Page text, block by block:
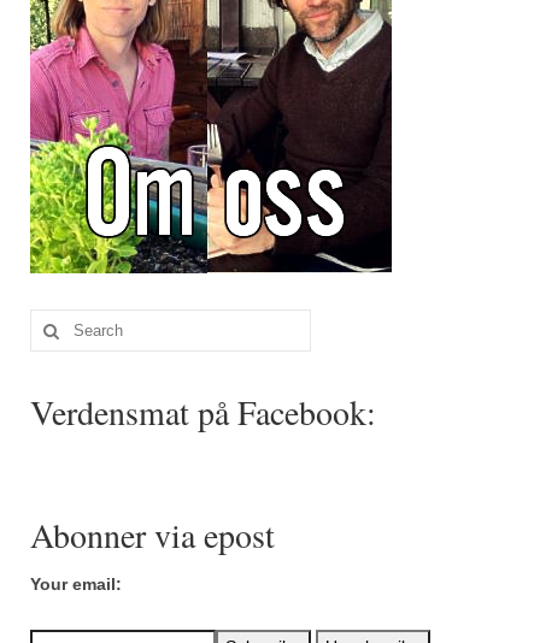
Purreløk (tørket)
Quatre épices
Rosépepper
Salvie
Sar (bønneurt)
Smaken av skog
Tomatflak
Kontakt oss
Nettbutikk
Search
for:
Verdensmat på Facebook:
Abonner via epost
Your email: